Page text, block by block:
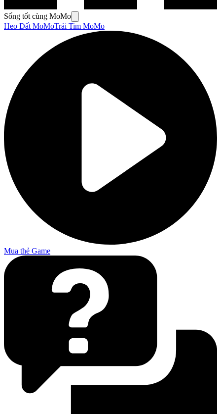
Sống tốt cùng MoMo
Heo Đất MoMoTrái Tim MoMo
Mua thẻ Game